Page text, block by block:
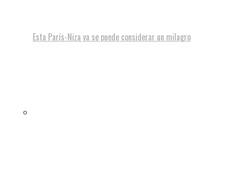
Esta París-Niza ya se puede considerar un milagro